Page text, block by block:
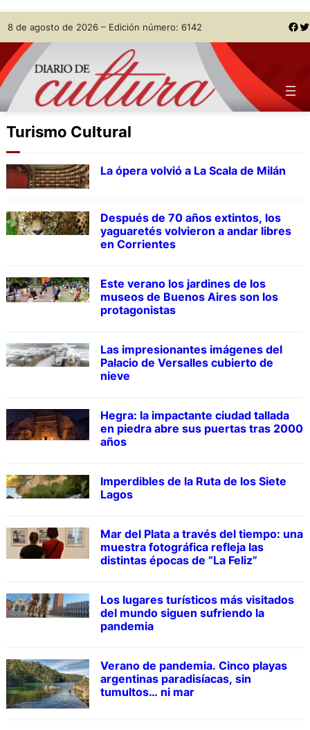
Skip
to
content
8 de agosto de 2026 – Edición número: 6142 Facebook Twitter
Turismo Cultural
La ópera volvió a La Scala de Milán
Después de 70 años extintos, los
yaguaretés volvieron a andar libres
en Corrientes
Este verano los jardines de los
museos de Buenos Aires son los
protagonistas
Las impresionantes imágenes del
Palacio de Versalles cubierto de
nieve
Hegra: la impactante ciudad tallada
en piedra abre sus puertas tras 2000
años
Imperdibles de la Ruta de los Siete
Lagos
Mar del Plata a través del tiempo: una
muestra fotográfica refleja las
distintas épocas de “La Feliz”
Los lugares turísticos más visitados
del mundo siguen sufriendo la
pandemia
Verano de pandemia. Cinco playas
argentinas paradisíacas, sin
tumultos… ni mar